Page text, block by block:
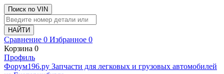
Поиск по VIN
Сравнение 0 Избранное 0
Корзина 0
Профиль
Фoрум196.ру Запчасти для легковых и грузовых автомобилей